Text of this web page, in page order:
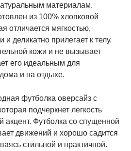
материалам.
из 100% хлопковой
отличается мягкостью,
деликатно прилегает к телу.
кожи и не вызывает
его идеальным для
и на отдыхе.
футболка оверсайз с
подчеркнет легкость
акцент. Футболка со спущенной
движений и хорошо садится
стильной и практичной.